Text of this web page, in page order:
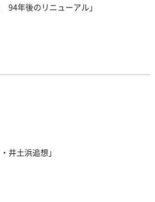
94年後のリニューアル」
井土浜追想」